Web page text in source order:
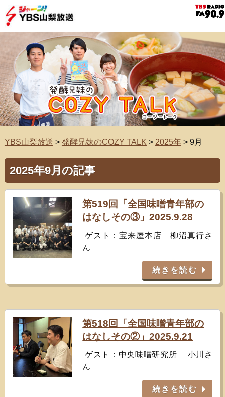
YBS山梨放送 > 発酵兄妹のCOZY TALK > 2025年> 9月
2025年9月の記事
第519回「全国味噌青年部の
はなしその③」2025.9.28
ゲスト：宝来屋本店 柳沼真行さ
ん
続きを読む
第518回「全国味噌青年部の
はなしその②」2025.9.21
ゲスト：中央味噌研究所 小川さ
ん
続きを読む